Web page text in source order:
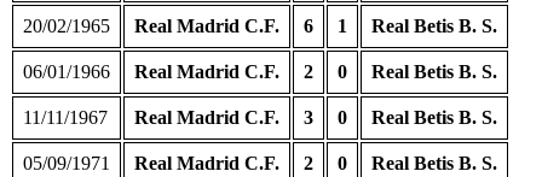
20/02/1965 Real Madrid C.F. 6 1 Real Betis B. S.
06/01/1966 Real Madrid C.F. 2 0 Real Betis B. S.
11/11/1967 Real Madrid C.F. 3 0 Real Betis B. S.
05/09/1971 Real Madrid C.F. 2 0 Real Betis B. S.